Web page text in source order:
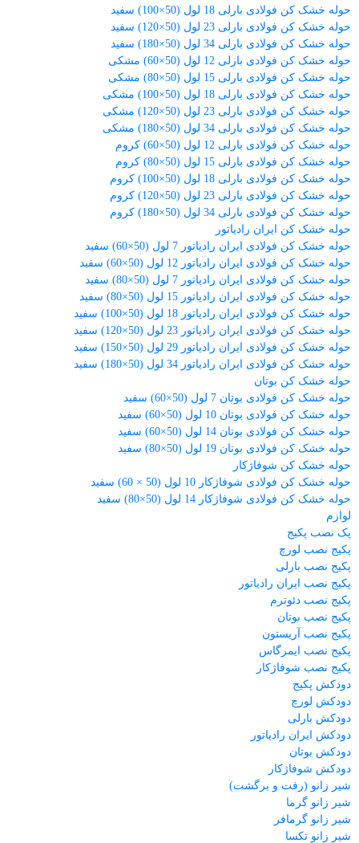
حوله خشک کن فولادی بارلی 18 لول (50×100) سفید
حوله خشک کن فولادی بارلی 23 لول (50×120) سفید
حوله خشک کن فولادی بارلی 34 لول (50×180) سفید
حوله خشک کن فولادی بارلی 12 لول (50×60) مشکی
حوله خشک کن فولادی بارلی 15 لول (50×80) مشکی
حوله خشک کن فولادی بارلی 18 لول (50×100) مشکی
حوله خشک کن فولادی بارلی 23 لول (50×120) مشکی
حوله خشک کن فولادی بارلی 34 لول (50×180) مشکی
حوله خشک کن فولادی بارلی 12 لول (50×60) کروم
حوله خشک کن فولادی بارلی 15 لول (50×80) کروم
حوله خشک کن فولادی بارلی 18 لول (50×100) کروم
حوله خشک کن فولادی بارلی 23 لول (50×120) کروم
حوله خشک کن فولادی بارلی 34 لول (50×180) کروم
حوله خشک کن ایران رادیاتور
حوله خشک کن فولادی ایران رادیاتور 7 لول (50×60) سفید
حوله خشک کن فولادی ایران رادیاتور 12 لول (50×60) سفید
حوله خشک کن فولادی ایران رادیاتور 7 لول (50×80) سفید
حوله خشک کن فولادی ایران رادیاتور 15 لول (50×80) سفید
حوله خشک کن فولادی ایران رادیاتور 18 لول (50×100) سفید
حوله خشک کن فولادی ایران رادیاتور 23 لول (50×120) سفید
حوله خشک کن فولادی ایران رادیاتور 29 لول (50×150) سفید
حوله خشک کن فولادی ایران رادیاتور 34 لول (50×180) سفید
حوله خشک کن بوتان
حوله خشک کن فولادی بوتان 7 لول (50×60) سفید
حوله خشک کن فولادی بوتان 10 لول (50×60) سفید
حوله خشک کن فولادی بوتان 14 لول (50×60) سفید
حوله خشک کن فولادی بوتان 19 لول (50×80) سفید
حوله خشک کن شوفاژکار
حوله خشک کن فولادی شوفاژکار 10 لول (50 × 60) سفید
حوله خشک کن فولادی شوفاژکار 14 لول (50×80) سفید
لوازم
پک نصب پکیج
پکیج نصب لورچ
پکیج نصب بارلی
پکیج نصب ایران رادیاتور
پکیج نصب دئوترم
پکیج نصب بوتان
پکیج نصب آریستون
پکیج نصب ایمرگاس
پکیج نصب شوفاژکار
دودکش پکیج
دودکش لورچ
دودکش بارلی
دودکش ایران رادیاتور
دودکش بوتان
دودکش شوفاژکار
شیر زانو (رفت و برگشت)
شیر زانو گرما
شیر زانو گرمافر
شیر زانو تکسا